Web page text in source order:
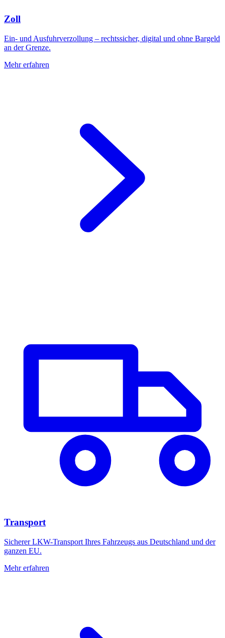
Zoll
Ein- und Ausfuhrverzollung – rechtssicher, digital und ohne Bargeld
an der Grenze.
Mehr erfahren
Transport
Sicherer LKW-Transport Ihres Fahrzeugs aus Deutschland und der
ganzen EU.
Mehr erfahren